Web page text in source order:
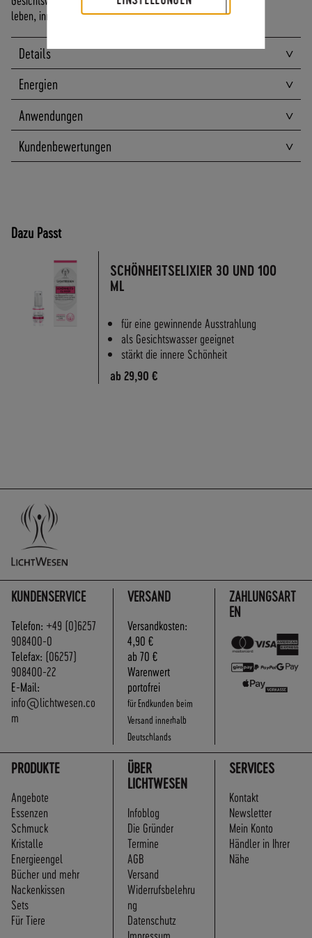
A
N
D
N
E
H
L
U
T
leben, inneres Leuchten,
Details
Energien
Anwendungen
Kundenbewertungen
Dazu Passt
SCHÖNHEITSELIXIER 30 UND 100
ML
für eine gewinnende Ausstrahlung
als Gesichtswasser geeignet
stärkt die innere Schönheit
ab 29,90 €
KUNDENSERVICE
Telefon: +49 (0)6257
908400-0
Telefax: (06257)
908400-22
E-Mail:
info@lichtwesen.co
m
ZAHLUNGSART
EN
VERSAND
Versandkosten:
4,90 €
ab 70 €
Warenwert
portofrei
für Endkunden beim
Versand innerhalb
Deutschlands
PRODUKTE
Angebote
Essenzen
Schmuck
Kristalle
Energieengel
Bücher und mehr
Nackenkissen
Sets
Für Tiere
ÜBER
LICHTWESEN
Infoblog
Die Gründer
Termine
AGB
Versand
Widerrufsbelehru
ng
Datenschutz
Impressum
SERVICES
Kontakt
Newsletter
Mein Konto
Händler in Ihrer
Nähe